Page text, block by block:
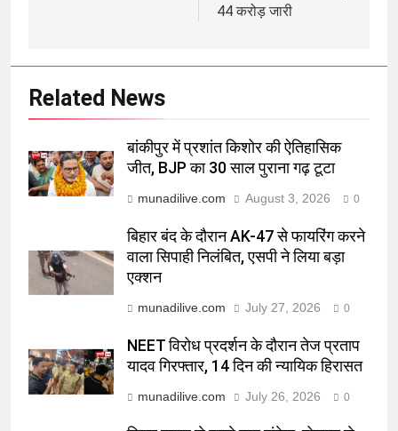
44 करोड़ जारी
Related News
बांकीपुर में प्रशांत किशोर की ऐतिहासिक
जीत, BJP का 30 साल पुराना गढ़ टूटा
munadilive.com August 3, 2026 0
बिहार बंद के दौरान AK-47 से फायरिंग करने
वाला सिपाही निलंबित, एसपी ने लिया बड़ा
एक्शन
munadilive.com July 27, 2026 0
NEET विरोध प्रदर्शन के दौरान तेज प्रताप
यादव गिरफ्तार, 14 दिन की न्यायिक हिरासत
munadilive.com July 26, 2026 0